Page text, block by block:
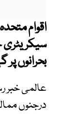
اقوام
سیکریٹری
بحرانوں
درجنوں